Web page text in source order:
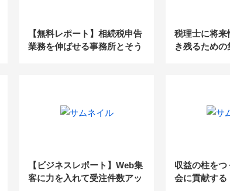
【無料レポート】相続税申告
業務を伸ばせる事務所とそう
税理士に将来
き残るため
【ビジネスレポート】Web集
客に力を入れて受注件数アッ
収益の柱をつ
会に貢献する